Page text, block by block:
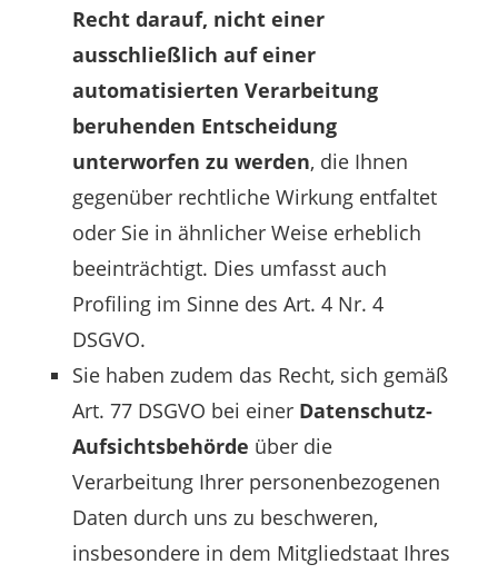
Recht darauf, nicht einer
ausschließlich auf einer
automatisierten Verarbeitung
beruhenden Entscheidung
unterworfen zu werden, die Ihnen
gegenüber rechtliche Wirkung entfaltet
oder Sie in ähnlicher Weise erheblich
beeinträchtigt. Dies umfasst auch
Profiling im Sinne des Art. 4 Nr. 4
DSGVO.
Sie haben zudem das Recht, sich gemäß
Art. 77 DSGVO bei einer Datenschutz-
Aufsichtsbehörde über die
Verarbeitung Ihrer personenbezogenen
Daten durch uns zu beschweren,
insbesondere in dem Mitgliedstaat Ihres